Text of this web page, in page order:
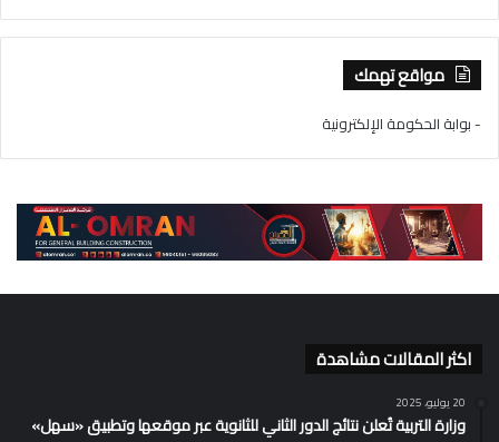
مواقع تهمك
- بوابة الحكومة الإلكترونية
اكثر المقالات مشاهدة
20 يوليو، 2025
وزارة التربية تُعلن نتائج الدور الثاني للثانوية عبر موقعها وتطبيق «سهل»